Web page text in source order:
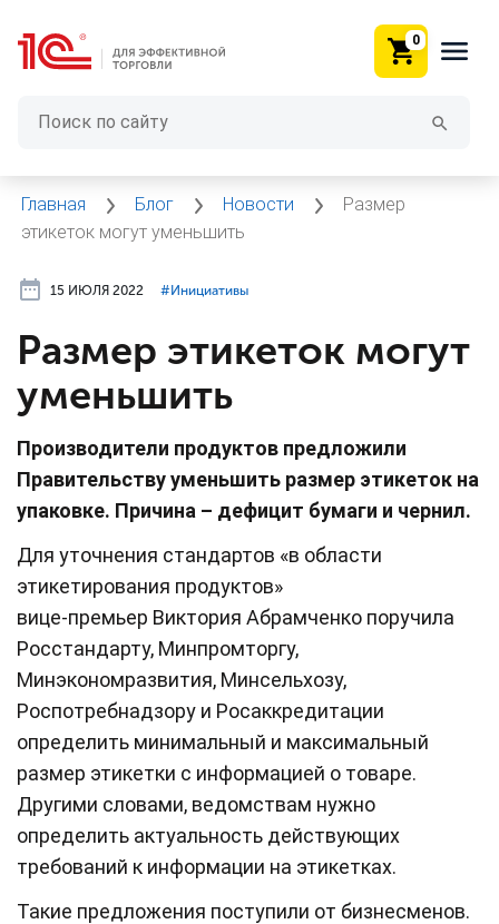
0
Главная Блог Новости
Размер
этикеток могут уменьшить
15 ИЮЛЯ 2022 #⁣Инициативы
Размер этикеток могут
уменьшить
Производители продуктов предложили
Правительству уменьшить размер этикеток на
упаковке. Причина – дефицит бумаги и чернил.
Для уточнения стандартов «в области
этикетирования продуктов»
вице-премьер Виктория Абрамченко поручила
Росстандарту, Минпромторгу,
Минэкономразвития, Минсельхозу,
Роспотребнадзору и Росаккредитации
определить минимальный и максимальный
размер этикетки с информацией о товаре.
Другими словами, ведомствам нужно
определить актуальность действующих
требований к информации на этикетках.
Такие предложения поступили от бизнесменов.